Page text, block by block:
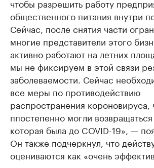
чтобы разрешить работу
общественного питания внутри
Сейчас, после снятия части
многие представители этого
активно работают на летних
мы не фиксируем в этой связи
заболеваемости. Сейчас
все меры по противодействию
распространения
ппостепенно могли
которая была до COVID-19», —
Он также подчеркнул, что
оцениваются как «очень